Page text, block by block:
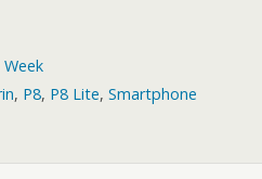
Week
, P8, P8 Lite, Smartphone